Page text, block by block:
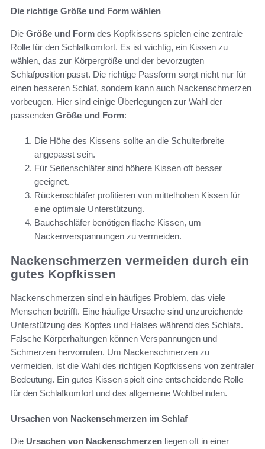
Die richtige Größe und Form wählen
Die Größe und Form des Kopfkissens spielen eine zentrale
Rolle für den Schlafkomfort. Es ist wichtig, ein Kissen zu
wählen, das zur Körpergröße und der bevorzugten
Schlafposition passt. Die richtige Passform sorgt nicht nur für
einen besseren Schlaf, sondern kann auch Nackenschmerzen
vorbeugen. Hier sind einige Überlegungen zur Wahl der
passenden Größe und Form:
Die Höhe des Kissens sollte an die Schulterbreite
angepasst sein.
Für Seitenschläfer sind höhere Kissen oft besser
geeignet.
Rückenschläfer profitieren von mittelhohen Kissen für
eine optimale Unterstützung.
Bauchschläfer benötigen flache Kissen, um
Nackenverspannungen zu vermeiden.
Nackenschmerzen vermeiden durch ein
gutes Kopfkissen
Nackenschmerzen sind ein häufiges Problem, das viele
Menschen betrifft. Eine häufige Ursache sind unzureichende
Unterstützung des Kopfes und Halses während des Schlafs.
Falsche Körperhaltungen können Verspannungen und
Schmerzen hervorrufen. Um Nackenschmerzen zu
vermeiden, ist die Wahl des richtigen Kopfkissens von zentraler
Bedeutung. Ein gutes Kissen spielt eine entscheidende Rolle
für den Schlafkomfort und das allgemeine Wohlbefinden.
Ursachen von Nackenschmerzen im Schlaf
Die Ursachen von Nackenschmerzen liegen oft in einer